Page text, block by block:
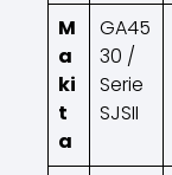
M
a
ki
t
a
GA45
30 /
Serie
SJSII